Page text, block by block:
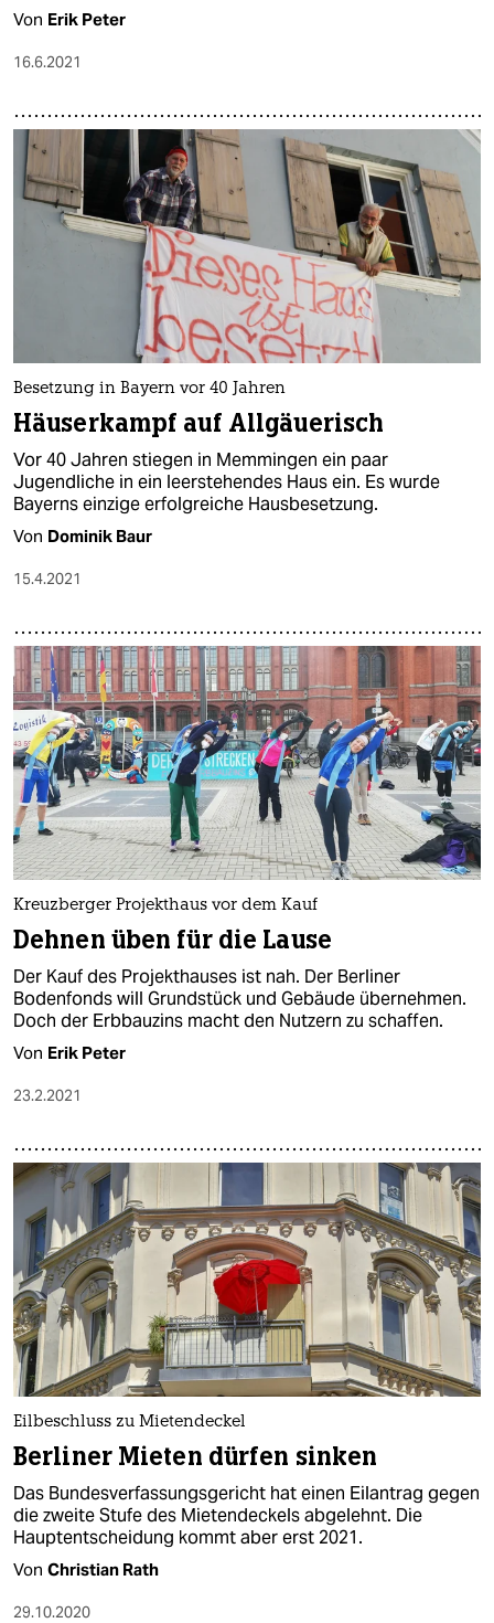
Von Erik Peter
16.6.2021
Besetzung in Bayern vor 40 Jahren
Häuserkampf auf Allgäuerisch
Vor 40 Jahren stiegen in Memmingen ein paar
Jugendliche in ein leerstehendes Haus ein. Es wurde
Bayerns einzige erfolgreiche Hausbesetzung.
Von Dominik Baur
15.4.2021
Kreuzberger Projekthaus vor dem Kauf
Dehnen üben für die Lause
Der Kauf des Projekthauses ist nah. Der Berliner
Bodenfonds will Grundstück und Gebäude übernehmen.
Doch der Erbbauzins macht den Nutzern zu schaffen.
Von Erik Peter
23.2.2021
Eilbeschluss zu Mietendeckel
Berliner Mieten dürfen sinken
Das Bundesverfassungsgericht hat einen Eilantrag gegen
die zweite Stufe des Mietendeckels abgelehnt. Die
Hauptentscheidung kommt aber erst 2021.
Von Christian Rath
29.10.2020